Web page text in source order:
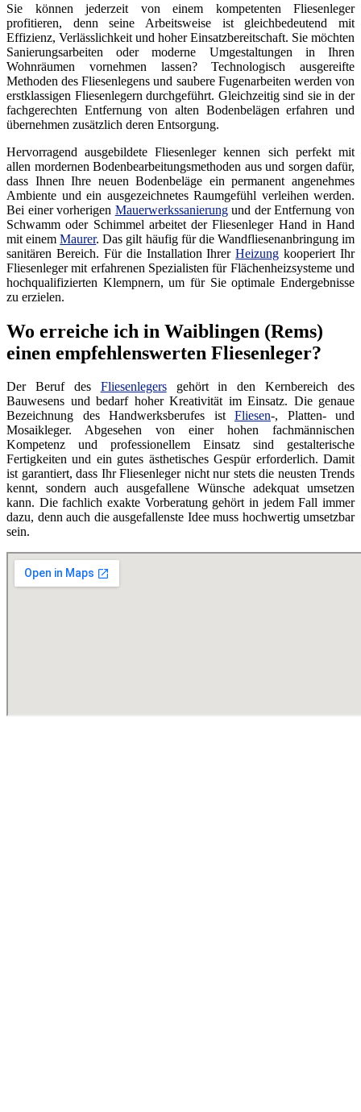
Sie können jederzeit von einem kompetenten Fliesenleger
profitieren, denn seine Arbeitsweise ist gleichbedeutend mit
Effizienz, Verlässlichkeit und hoher Einsatzbereitschaft. Sie möchten
Sanierungsarbeiten oder moderne Umgestaltungen in Ihren
Wohnräumen vornehmen lassen? Technologisch ausgereifte
Methoden des Fliesenlegens und saubere Fugenarbeiten werden von
erstklassigen Fliesenlegern durchgeführt. Gleichzeitig sind sie in der
fachgerechten Entfernung von alten Bodenbelägen erfahren und
übernehmen zusätzlich deren Entsorgung.
Hervorragend ausgebildete Fliesenleger kennen sich perfekt mit
allen mordernen Bodenbearbeitungsmethoden aus und sorgen dafür,
dass Ihnen Ihre neuen Bodenbeläge ein permanent angenehmes
Ambiente und ein ausgezeichnetes Raumgefühl verleihen werden.
Bei einer vorherigen Mauerwerkssanierungund der Entfernung von
Schwamm oder Schimmel arbeitet der Fliesenleger Hand in Hand
mit einemMaurer. Das gilt häufig für die Wandfliesenanbringung im
sanitären Bereich. Für die Installation IhrerHeizung kooperiert Ihr
Fliesenleger mit erfahrenen Spezialisten für Flächenheizsysteme und
hochqualifizierten Klempnern, um für Sie optimale Endergebnisse
zu erzielen.
Wo erreiche ich in Waiblingen (Rems)
einen empfehlenswerten Fliesenleger?
Der Beruf des Fliesenlegersgehört in den Kernbereich des
Bauwesens und bedarf hoher Kreativität im Einsatz. Die genaue
Bezeichnung des Handwerksberufes ist Fliesen-, Platten- und
Mosaikleger. Abgesehen von einer hohen fachmännischen
Kompetenz und professionellem Einsatz sind gestalterische
Fertigkeiten und ein gutes ästhetisches Gespür erforderlich. Damit
ist garantiert, dass Ihr Fliesenleger nicht nur stets die neusten Trends
kennt, sondern auch ausgefallene Wünsche adekquat umsetzen
kann. Die fachlich exakte Vorberatung gehört in jedem Fall immer
dazu, denn auch die ausgefallenste Idee muss hochwertig umsetzbar
sein.